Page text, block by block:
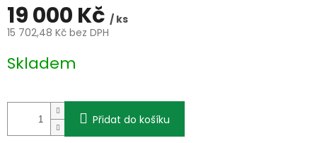
19 000 Kč / ks
15 702,48 Kč bez DPH
cena:
Skladem
Přidat do košíku